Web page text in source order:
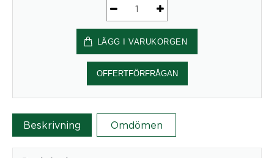
Light
mängd
LÄGG I VARUKORGEN
OFFERTFÖRFRÅGAN
Beskrivning Omdömen